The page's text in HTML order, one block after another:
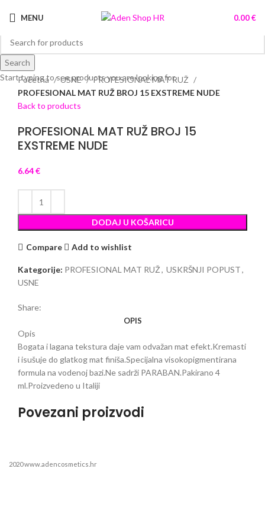
MENU 0.00€
Click to enlarge
Početna
USNE
PROFESIONAL MAT RUŽ
PROFESIONAL MAT RUŽ BROJ 15 EXSTREME NUDE
Back to products
PROFESIONAL MAT RUŽ BROJ 15
EXSTREME NUDE
6.64€
DODAJ U KOŠARICU
Compare Add to wishlist
Kategorije: PROFESIONAL MAT RUŽ, USKRŠNJI POPUST,
USNE
Share:
OPIS
Opis
Bogata i lagana tekstura daje vam odvažan mat efekt.Kremasti
i isušuje do glatkog mat finiša.Specijalna visokopigmentirana
formula na vodenoj bazi.Ne sadrži PARABAN.Pakirano 4
ml.Proizvedeno u Italiji
Povezani proizvodi
2020 www.adencosmetics.hr
Search
Start typing to see products you are looking for.